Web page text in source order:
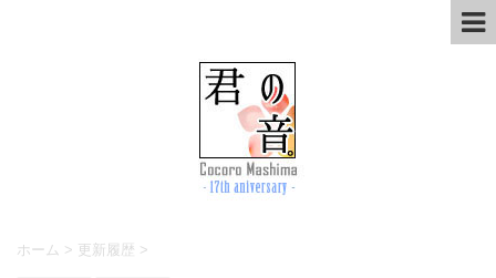
ホーム > 更新履歴 >